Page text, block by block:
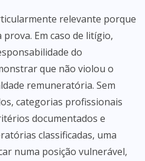
relevante porque
Em caso de litígio,
do
que não violou o
remuneratória. Sem
categorias profissionais
documentados e
classificadas, uma
numa posição vulnerável,